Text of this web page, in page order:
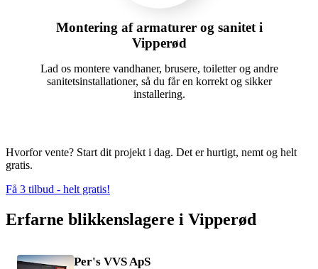
Montering af armaturer og sanitet i
Vipperød
Lad os montere vandhaner, brusere, toiletter og andre
sanitetsinstallationer, så du får en korrekt og sikker
installering.
Hvorfor vente? Start dit projekt i dag. Det er hurtigt, nemt og helt
gratis.
Få 3 tilbud - helt gratis!
Erfarne blikkenslagere i Vipperød
Per's VVS ApS